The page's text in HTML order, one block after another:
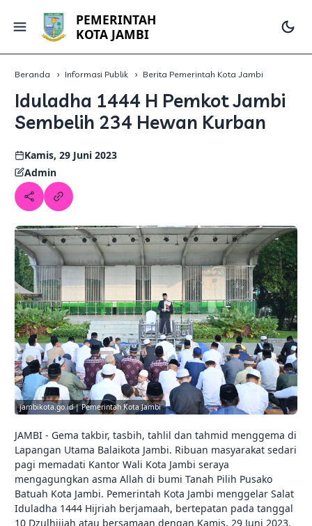
PEMERINTAH
KOTA JAMBI
Beranda Informasi Publik Berita Pemerintah Kota Jambi
Iduladha 1444 H Pemkot Jambi
Sembelih 234 Hewan Kurban
Kamis, 29 Juni 2023
Admin
jambikota.go.id | Pemerintah Kota Jambi
JAMBI - Gema takbir, tasbih, tahlil dan tahmid menggema di
Lapangan Utama Balaikota Jambi. Ribuan masyarakat sedari
pagi memadati Kantor Wali Kota Jambi seraya
mengagungkan asma Allah di bumi Tanah Pilih Pusako
Batuah Kota Jambi. Pemerintah Kota Jambi menggelar Salat
Iduladha 1444 Hijriah berjamaah, bertepatan pada tanggal
10 Dzulhijjah atau bersamaan dengan Kamis, 29 Juni 2023.